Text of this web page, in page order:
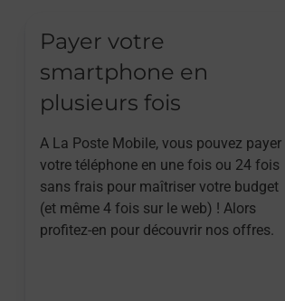
Payer votre
smartphone en
plusieurs fois
A La Poste Mobile, vous pouvez payer
votre téléphone en une fois ou 24 fois
sans frais pour maîtriser votre budget
(et même 4 fois sur le web) ! Alors
profitez-en pour découvrir nos offres.